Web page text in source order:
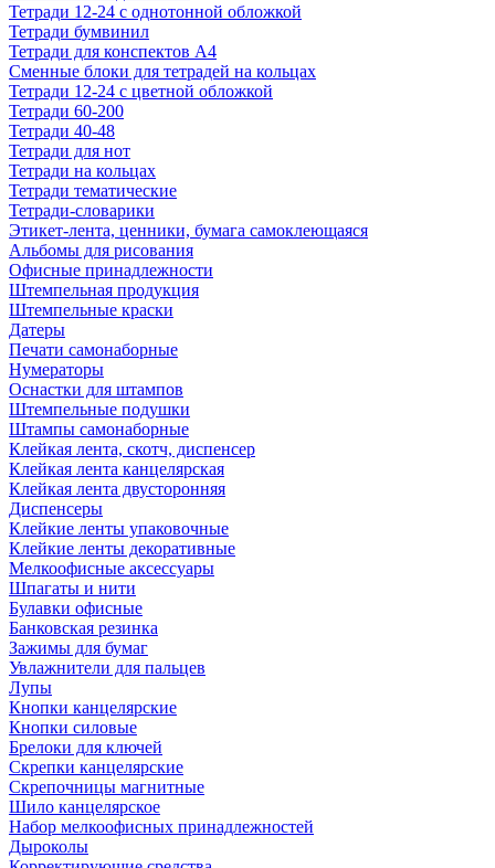
Тетради 12-24 с однотонной обложкой
Тетради бумвинил
Тетради для конспектов А4
Сменные блоки для тетрадей на кольцах
Тетради 12-24 с цветной обложкой
Тетради 60-200
Тетради 40-48
Тетради для нот
Тетради на кольцах
Тетради тематические
Тетради-словарики
Этикет-лента, ценники, бумага самоклеющаяся
Альбомы для рисования
Офисные принадлежности
Штемпельная продукция
Штемпельные краски
Датеры
Печати самонаборные
Нумераторы
Оснастки для штампов
Штемпельные подушки
Штампы самонаборные
Клейкая лента, скотч, диспенсер
Клейкая лента канцелярская
Клейкая лента двусторонняя
Диспенсеры
Клейкие ленты упаковочные
Клейкие ленты декоративные
Мелкоофисные аксессуары
Шпагаты и нити
Булавки офисные
Банковская резинка
Зажимы для бумаг
Увлажнители для пальцев
Лупы
Кнопки канцелярские
Кнопки силовые
Брелоки для ключей
Скрепки канцелярские
Скрепочницы магнитные
Шило канцелярское
Набор мелкоофисных принадлежностей
Дыроколы